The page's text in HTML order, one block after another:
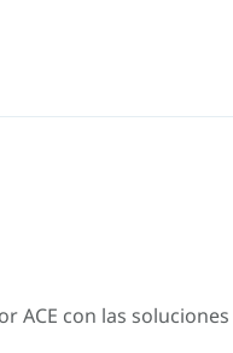
ACE con las soluciones